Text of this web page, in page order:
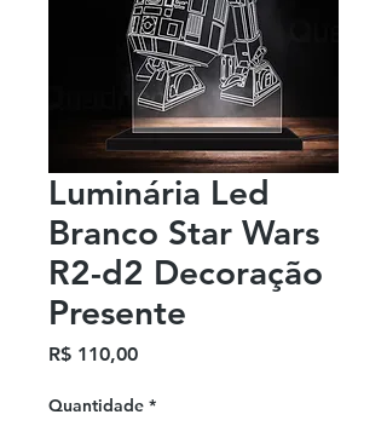
Luminária Led
Branco Star Wars
R2-d2 Decoração
Presente
R$ 110,00Preço
Quantidade *